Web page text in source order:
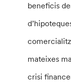
beneficis
mateixes
crisi